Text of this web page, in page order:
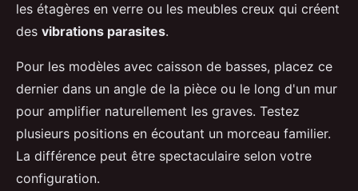
les étagères en verre ou les meubles creux qui créent
des vibrations parasites.
Pour les modèles avec caisson de basses, placez ce
dernier dans un angle de la pièce ou le long d'un mur
pour amplifier naturellement les graves. Testez
plusieurs positions en écoutant un morceau familier.
La différence peut être spectaculaire selon votre
configuration.